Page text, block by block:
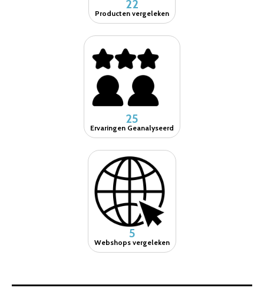
22
Producten vergeleken
25
Ervaringen Geanalyseerd
5
Webshops vergeleken